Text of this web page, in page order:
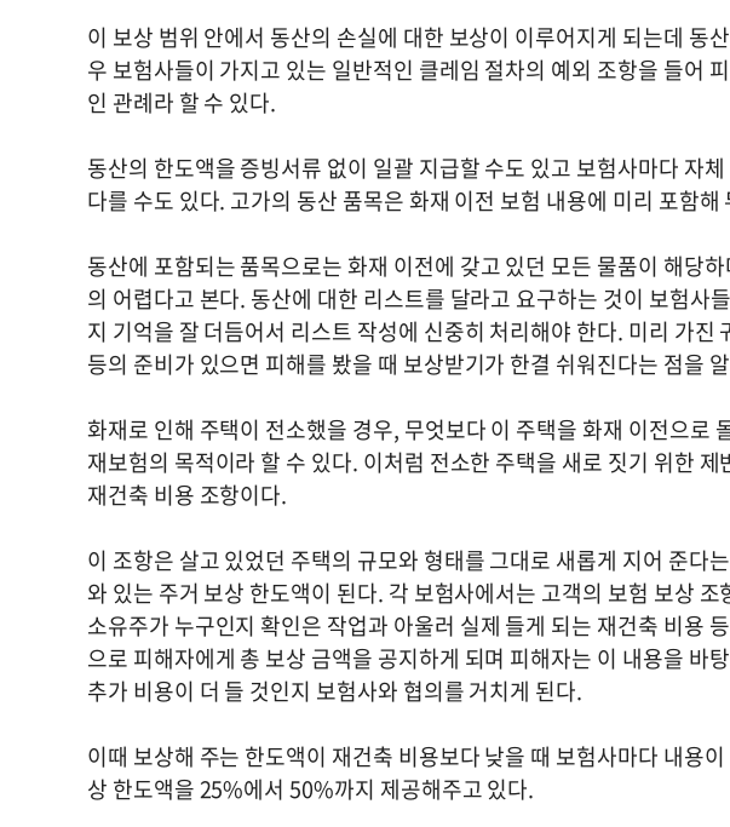
이 보상 범위 안에서 동산의 손실에 대한 보상이 이루어지게 되는데 동
우 보험사들이 가지고 있는 일반적인 클레임 절차의 예외 조항을 들어
인 관례라 할 수 있다.
동산의 한도액을 증빙서류 없이 일괄 지급할 수도 있고 보험사마다 자
다를 수도 있다. 고가의 동산 품목은 화재 이전 보험 내용에 미리 포함
동산에 포함되는 품목으로는 화재 이전에 갖고 있던 모든 물품이 해당
의 어렵다고 본다. 동산에 대한 리스트를 달라고 요구하는 것이 보험사
지 기억을 잘 더듬어서 리스트 작성에 신중히 처리해야 한다. 미리 가진
등의 준비가 있으면 피해를 봤을 때 보상받기가 한결 쉬워진다는 점을
화재로 인해 주택이 전소했을 경우, 무엇보다 이 주택을 화재 이전으로
재보험의 목적이라 할 수 있다. 이처럼 전소한 주택을 새로 짓기 위한
재건축 비용 조항이다.
이 조항은 살고 있었던 주택의 규모와 형태를 그대로 새롭게 지어 준다
와 있는 주거 보상 한도액이 된다. 각 보험사에서는 고객의 보험 보상
소유주가 누구인지 확인은 작업과 아울러 실제 들게 되는 재건축 비용
으로 피해자에게 총 보상 금액을 공지하게 되며 피해자는 이 내용을 바
추가 비용이 더 들 것인지 보험사와 협의를 거치게 된다.
이때 보상해 주는 한도액이 재건축 비용보다 낮을 때 보험사마다 내용
상 한도액을 25%에서 50%까지 제공해주고 있다.